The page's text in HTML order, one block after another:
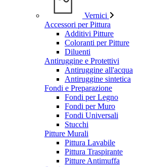
Vernici
Accessori per Pittura
Additivi Pitture
Coloranti per Pitture
Diluenti
Antiruggine e Protettivi
Antiruggine all'acqua
Antiruggine sintetica
Fondi e Preparazione
Fondi per Legno
Fondi per Muro
Fondi Universali
Stucchi
Pitture Murali
Pittura Lavabile
Pittura Traspirante
Pitture Antimuffa